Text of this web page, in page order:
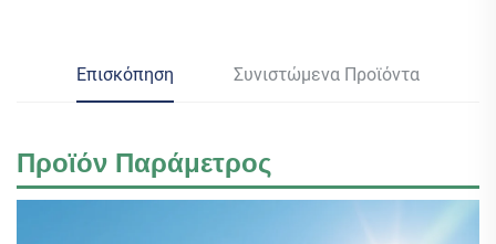
Επισκόπηση Συνιστώμενα Προϊόντα
Προϊόν Παράμετρος